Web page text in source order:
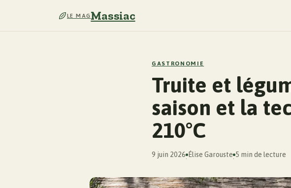
LE MAGMassiac
GASTRONOMIE
Truite et
saison et la
210°C
9 juin 2026
·
Élise Garouste
·
5 min de lecture